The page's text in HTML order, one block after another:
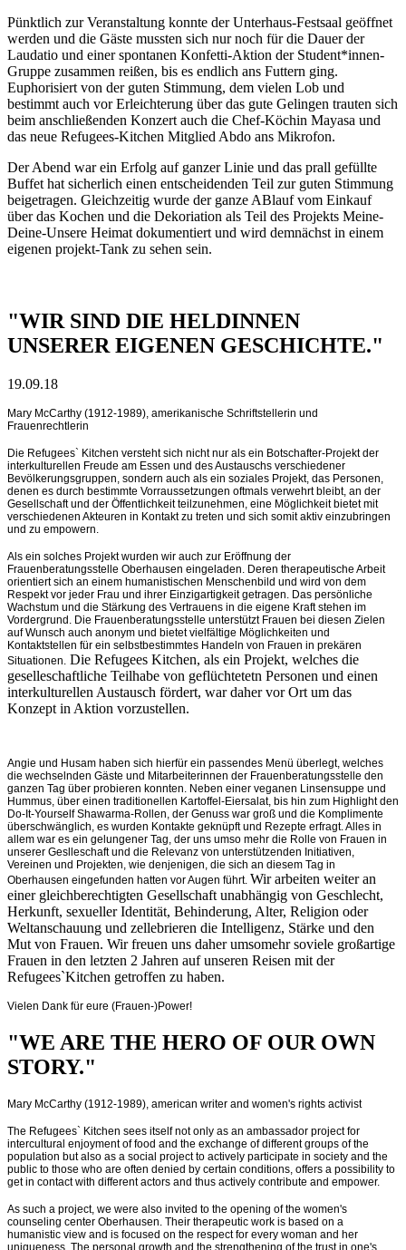
Pünktlich zur Veranstaltung konnte der Unterhaus-Festsaal geöffnet
werden und die Gäste mussten sich nur noch für die Dauer der
Laudatio und einer spontanen Konfetti-Aktion der Student*innen-
Gruppe zusammen reißen, bis es endlich ans Futtern ging.
Euphorisiert von der guten Stimmung, dem vielen Lob und
bestimmt auch vor Erleichterung über das gute Gelingen trauten sich
beim anschließenden Konzert auch die Chef-Köchin Mayasa und
das neue Refugees-Kitchen Mitglied Abdo ans Mikrofon.
Der Abend war ein Erfolg auf ganzer Linie und das prall gefüllte
Buffet hat sicherlich einen entscheidenden Teil zur guten Stimmung
beigetragen. Gleichzeitig wurde der ganze ABlauf vom Einkauf
über das Kochen und die Dekoriation als Teil des Projekts Meine-
Deine-Unsere Heimat dokumentiert und wird demnächst in einem
eigenen projekt-Tank zu sehen sein.
"WIR SIND DIE HELDINNEN
UNSERER EIGENEN GESCHICHTE."
19.09.18
Mary McCarthy (1912-1989), amerikanische Schriftstellerin und
Frauenrechtlerin
Die Refugees` Kitchen versteht sich nicht nur als ein Botschafter-Projekt der
interkulturellen Freude am Essen und des Austauschs verschiedener
Bevölkerungsgruppen, sondern auch als ein soziales Projekt, das Personen,
denen es durch bestimmte Vorraussetzungen oftmals verwehrt bleibt, an der
Gesellschaft und der Öffentlichkeit teilzunehmen, eine Möglichkeit bietet mit
verschiedenen Akteuren in Kontakt zu treten und sich somit aktiv einzubringen
und zu empowern.
Als ein solches Projekt wurden wir auch zur Eröffnung der
Frauenberatungsstelle Oberhausen eingeladen. Deren therapeutische Arbeit
orientiert sich an einem humanistischen Menschenbild und wird von dem
Respekt vor jeder Frau und ihrer Einzigartigkeit getragen. Das persönliche
Wachstum und die Stärkung des Vertrauens in die eigene Kraft stehen im
Vordergrund. Die Frauenberatungsstelle unterstützt Frauen bei diesen Zielen
auf Wunsch auch anonym und bietet vielfältige Möglichkeiten und
Kontaktstellen für ein selbstbestimmtes Handeln von Frauen in prekären
Situationen. Die Refugees Kitchen, als ein Projekt, welches die
geselleschaftliche Teilhabe von geflüchtetetn Personen und einen
interkulturellen Austausch fördert, war daher vor Ort um das
Konzept in Aktion vorzustellen.
Angie und Husam haben sich hierfür ein passendes Menü überlegt, welches
die wechselnden Gäste und Mitarbeiterinnen der Frauenberatungsstelle den
ganzen Tag über probieren konnten. Neben einer veganen Linsensuppe und
Hummus, über einen traditionellen Kartoffel-Eiersalat, bis hin zum Highlight den
Do-It-Yourself Shawarma-Rollen, der Genuss war groß und die Komplimente
überschwänglich, es wurden Kontakte geknüpft und Rezepte erfragt. Alles in
allem war es ein gelungener Tag, der uns umso mehr die Rolle von Frauen in
unserer Geslleschaft und die Relevanz von unterstützenden Initiativen,
Vereinen und Projekten, wie denjenigen, die sich an diesem Tag in
Oberhausen eingefunden hatten vor Augen führt. Wir arbeiten weiter an
einer gleichberechtigten Gesellschaft unabhängig von Geschlecht,
Herkunft, sexueller Identität, Behinderung, Alter, Religion oder
Weltanschauung und zellebrieren die Intelligenz, Stärke und den
Mut von Frauen. Wir freuen uns daher umsomehr soviele großartige
Frauen in den letzten 2 Jahren auf unseren Reisen mit der
Refugees`Kitchen getroffen zu haben.
Vielen Dank für eure (Frauen-)Power!
"WE ARE THE HERO OF OUR OWN
STORY."
Mary McCarthy (1912-1989), american writer and women's rights activist
The Refugees` Kitchen sees itself not only as an ambassador project for
intercultural enjoyment of food and the exchange of different groups of the
population but also as a social project to actively participate in society and the
public to those who are often denied by certain conditions, offers a possibility to
get in contact with different actors and thus actively contribute and empower.
As such a project, we were also invited to the opening of the women's
counseling center Oberhausen. Their therapeutic work is based on a
humanistic view and is focused on the respect for every woman and her
uniqueness. The personal growth and the strengthening of the trust in one's